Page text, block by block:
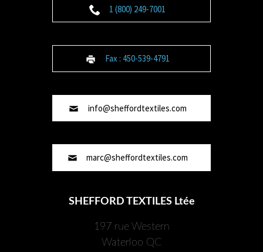
1 (800) 249-7001
Fax : 450-539-4791
info@sheffordtextiles.com
marc@sheffordtextiles.com
SHEFFORD TEXTILES Ltée
197 rue Western
Waterloo QC